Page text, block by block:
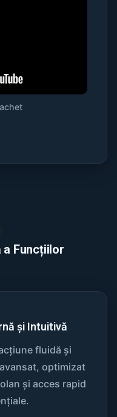
a Funcțiilor
și Intuitivă
fluidă și
optimizat
și acces rapid